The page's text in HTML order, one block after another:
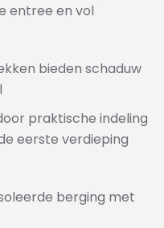
entree en vol
bieden schaduw
praktische indeling
eerste verdieping
berging met